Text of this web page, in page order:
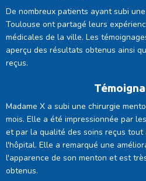
De nombreux patients ayant subi
Toulouse ont partagé leurs
médicales de la ville. Les
aperçu des résultats obtenus ainsi
reçus.
Madame X a subi une chirurgie
mois. Elle a été impressionnée par
et par la qualité des soins reçus tout
l'hôpital. Elle a remarqué une
l'apparence de son menton et est
obtenus.